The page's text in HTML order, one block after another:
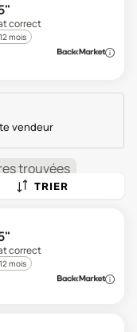
correct
mois
vendeur
strouvées
TRIER
correct
mois